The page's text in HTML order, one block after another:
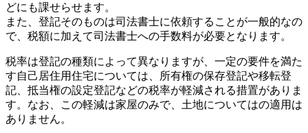
どにも課せらせます。
また、登記そのものは司法書士に依頼することが一般的なの
で、税額に加えて司法書士への手数料が必要となります。
税率は登記の種類によって異なりますが、一定の要件を満た
す自己居住用住宅については、所有権の保存登記や移転登
記、抵当権の設定登記などの税率が軽減される措置がありま
す。なお、この軽減は家屋のみで、土地についてはの適用は
ありません。